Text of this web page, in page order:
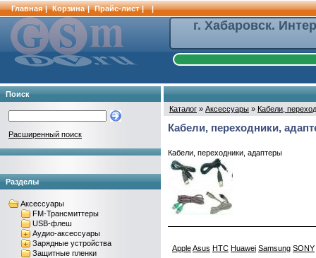
Главная | Корзина | Прайс-лист | |
г. Хабаровск.
Поиск
Расширенный поиск
Разделы
Аксессуары
FM-Трансмиттеры
USB-флеш
Аудио-аксессуары
Зарядные устройства
Защитные пленки
Каталог » Аксессуары » Кабели,
Кабели, переходники,
Кабели, переходники, адаптеры
AppleAsus HTC Huawei Samsung SONY